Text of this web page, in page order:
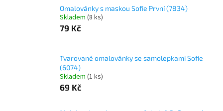
Omalovánky s maskou Sofie První (7834)
Skladem (8 ks)
79 Kč
Tvarované omalovánky se samolepkami Sofie
(6074)
Skladem (1 ks)
69 Kč